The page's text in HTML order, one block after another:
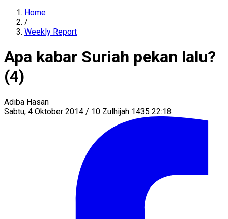
Home
/
Weekly Report
Apa kabar Suriah pekan lalu?
(4)
Adiba Hasan
Sabtu, 4 Oktober 2014 / 10 Zulhijah 1435 22:18